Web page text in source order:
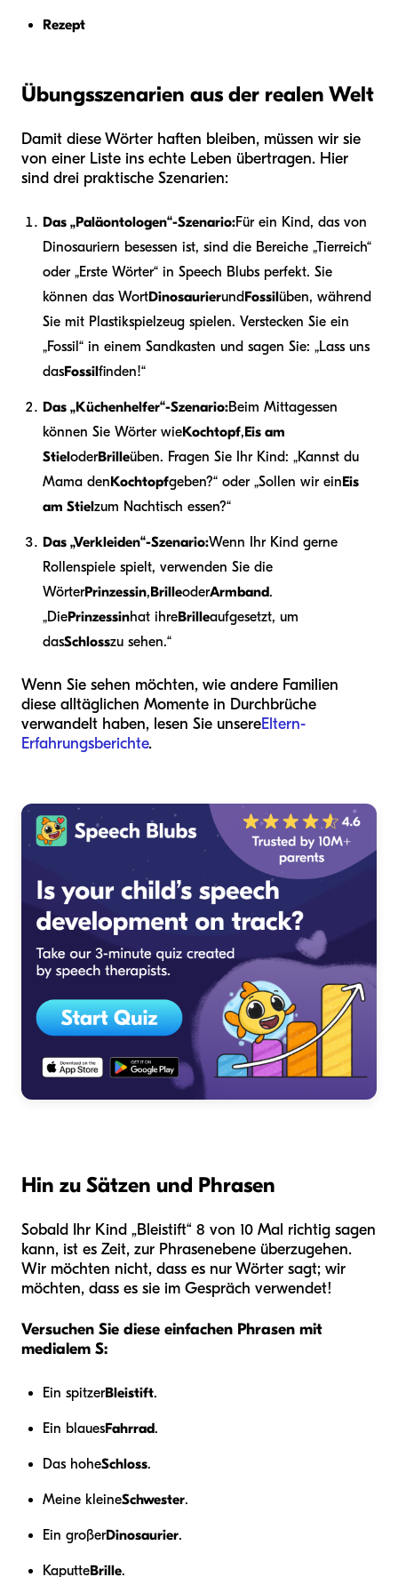
Rezept
Übungsszenarien aus der realen Welt
Damit diese Wörter haften bleiben, müssen wir sie
von einer Liste ins echte Leben übertragen. Hier
sind drei praktische Szenarien:
Das „Paläontologen“-Szenario:Für ein Kind, das von
Dinosauriern besessen ist, sind die Bereiche „Tierreich“
oder „Erste Wörter“ in Speech Blubs perfekt. Sie
können das WortDinosaurierundFossilüben, während
Sie mit Plastikspielzeug spielen. Verstecken Sie ein
„Fossil“ in einem Sandkasten und sagen Sie: „Lass uns
dasFossilfinden!“
Das „Küchenhelfer“-Szenario:Beim Mittagessen
können Sie Wörter wieKochtopf,Eis am
StieloderBrilleüben. Fragen Sie Ihr Kind: „Kannst du
Mama denKochtopfgeben?“ oder „Sollen wir einEis
am Stielzum Nachtisch essen?“
Das „Verkleiden“-Szenario:Wenn Ihr Kind gerne
Rollenspiele spielt, verwenden Sie die
WörterPrinzessin,BrilleoderArmband.
„DiePrinzessinhat ihreBrilleaufgesetzt, um
dasSchlosszu sehen.“
Wenn Sie sehen möchten, wie andere Familien
diese alltäglichen Momente in Durchbrüche
verwandelt haben, lesen Sie unsereEltern-
Erfahrungsberichte.
Hin zu Sätzen und Phrasen
Sobald Ihr Kind „Bleistift“ 8 von 10 Mal richtig sagen
kann, ist es Zeit, zur Phrasenebene überzugehen.
Wir möchten nicht, dass es nur Wörter sagt; wir
möchten, dass es sie im Gespräch verwendet!
Versuchen Sie diese einfachen Phrasen mit
medialem S:
Ein spitzerBleistift.
Ein blauesFahrrad.
Das hoheSchloss.
Meine kleineSchwester.
Ein großerDinosaurier.
KaputteBrille.